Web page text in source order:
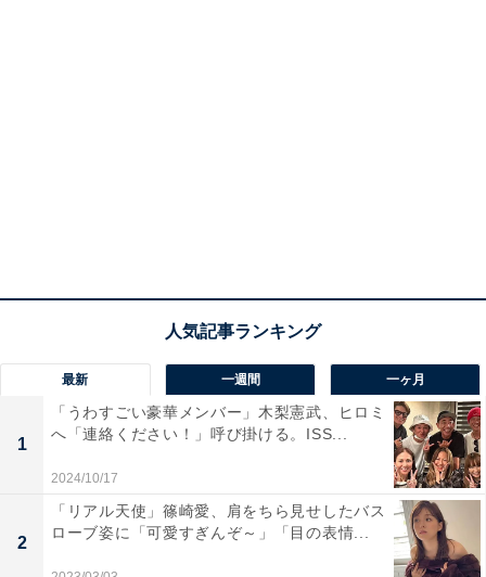
最新 一週間 一ヶ月
1
「うわすごい豪華メンバー」木梨憲武、ヒロミ
へ「連絡ください！」呼び掛ける。ISS...
2024/10/17
2
「リアル天使」篠崎愛、肩をちら見せしたバス
ローブ姿に「可愛すぎんぞ～」「目の表情...